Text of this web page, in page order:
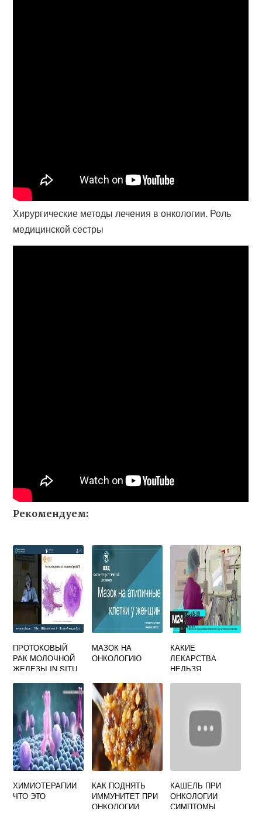
Хирургические методы лечения в онкологии. Роль
медицинской сестры
Рекомендуем:
ПРОТОКОВЫЙ
РАК МОЛОЧНОЙ
ЖЕЛЕЗЫ IN SITU
МАЗОК НА
ОНКОЛОГИЮ
КАКИЕ
ЛЕКАРСТВА
НЕЛЬЗЯ
ХИМИОТЕРАПИИ
ЧТО ЭТО
КАК ПОДНЯТЬ
ИММУНИТЕТ ПРИ
ОНКОЛОГИИ
КАШЕЛЬ ПРИ
ОНКОЛОГИИ
СИМПТОМЫ